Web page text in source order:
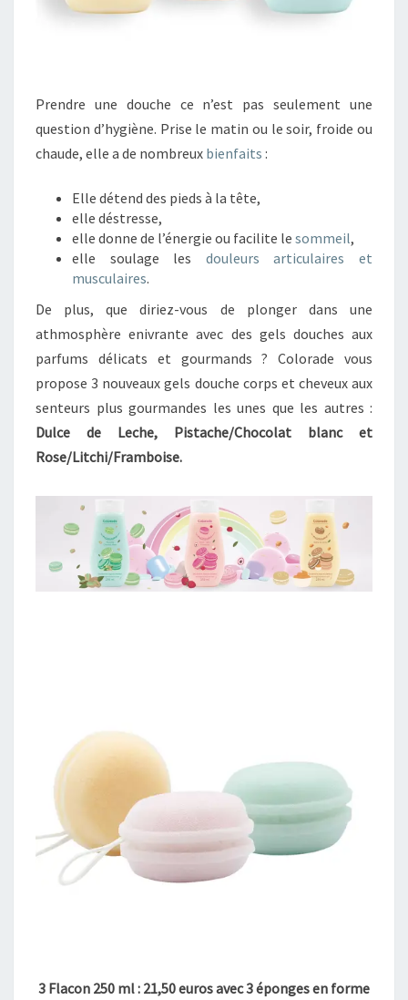
Prendre une douche ce n’est pas seulement une
question d’hygiène. Prise le matin ou le soir, froide ou
chaude, elle a de nombreux bienfaits :
Elle détend des pieds à la tête,
elle déstresse,
elle donne de l’énergie ou facilite le sommeil,
elle soulage les douleurs articulaires et
musculaires.
De plus, que diriez-vous de plonger dans une
athmosphère enivrante avec des gels douches aux
parfums délicats et gourmands ? Colorade vous
propose 3 nouveaux gels douche corps et cheveux aux
senteurs plus gourmandes les unes que les autres :
Dulce de Leche, Pistache/Chocolat blanc et
Rose/Litchi/Framboise.
3 Flacon 250 ml : 21,50 euros avec 3 éponges en forme